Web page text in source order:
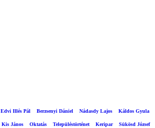
Edvi Illés Pál Berzsenyi Dániel Nádasdy Lajos Káldos Gyula
Kis János Oktatás Településtörténet Keripar Sükösd József